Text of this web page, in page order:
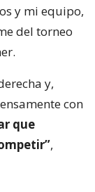
y mi equipo,
del torneo
y,
con
que
,